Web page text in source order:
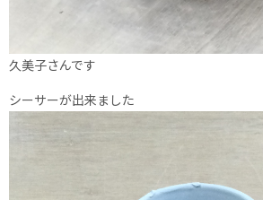
久美子さんです
シーサーが出来ました